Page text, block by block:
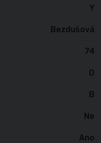
Y
Bezdušová
74
D
B
Ne
Ano